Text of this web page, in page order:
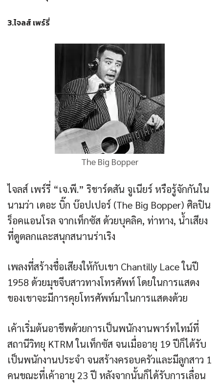
3.ไจลส์ เพร์รี่
The Big Bopper
ไจลส์ เพร์รี่ “เจ.พี.” ริชาร์ดสัน จูเนียร์ หรือรู้จักกันใน
นามว่า เดอะ บิ๊ก บ๊อปเปอร์ (The Big Bopper) ศิลปิน
ร็อคแอนโรล จากเท็กซัส ด้วยบุคลิค, ท่าทาง, น้ำเสียง
ที่ดูตลกและสนุกสนานร่าเริง
เพลงที่สร้างชื่อเสียงให้กับเขา Chantilly Lace ในปี
1958 ด้วยมุขจีบสาวทางโทรศัพท์ โดยในการแสดง
ของเขาจะมีการคุยโทรศัพท์มาในการแสดงด้วย
เค้าเริ่มต้นอาชีพด้วยการเป็นพนักงานพาร์ทไทม์ที่
สถานีวิทยุ KTRM ในเท็กซัส จนเมื่ออายุ 19 ปีก็ได้รับ
เป็นพนักงานประจำ จนสร้างครอบครัวและมีลูกสาว 1
คนขณะที่เค้าอายุ 23 ปี หลังจากนั้นก็ได้รับการเลื่อน